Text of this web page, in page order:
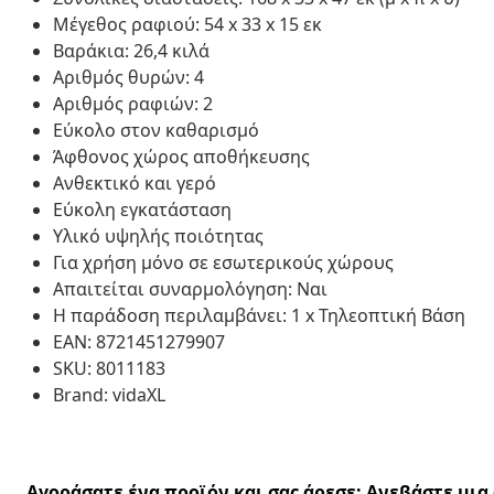
Μέγεθος ραφιού: 54 x 33 x 15 εκ
Βαράκια: 26,4 κιλά
Αριθμός θυρών: 4
Αριθμός ραφιών: 2
Εύκολο στον καθαρισμό
Άφθονος χώρος αποθήκευσης
Ανθεκτικό και γερό
Εύκολη εγκατάσταση
Υλικό υψηλής ποιότητας
Για χρήση μόνο σε εσωτερικούς χώρους
Απαιτείται συναρμολόγηση: Ναι
Η παράδοση περιλαμβάνει: 1 x Τηλεοπτική Βάση
EAN: 8721451279907
SKU: 8011183
Brand: vidaXL